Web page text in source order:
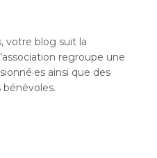
votre blog suit la
regroupe une
ainsi que des
bénévoles.